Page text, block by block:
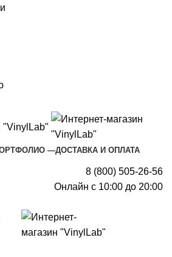
—ДОСТАВКА И ОПЛАТА
8 (800) 505-26-56
Онлайн с 10:00 до 20:00